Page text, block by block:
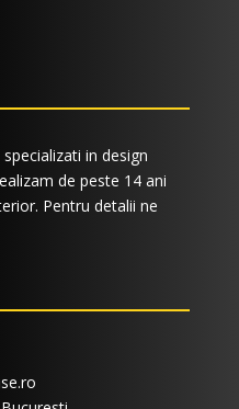
in design
de peste 14 ani
Pentru detalii ne